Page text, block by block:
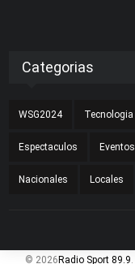
Categorias
WSG2024 Tecnologia
Espectaculos Eventos
Nacionales Locales
© 2026Radio Sport 89.9